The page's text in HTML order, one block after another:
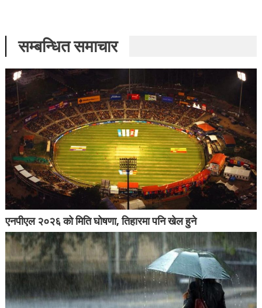
सम्बन्धित समाचार
एनपीएल २०२६ को मिति घोषणा, तिहारमा पनि खेल हुने